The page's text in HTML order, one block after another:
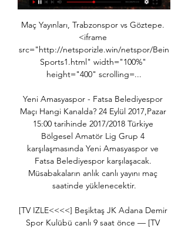
Maç Yayınları, Trabzonspor vs Göztepe. <iframe src="http://netsporizle.win/netspor/BeinSports1.html" width="100%" height="400" scrolling=...

Yeni Amasyaspor - Fatsa Belediyespor Maçı Hangi Kanalda? 24 Eylül 2017,Pazar 15:00 tarihinde 2017/2018 Türkiye Bölgesel Amatör Lig Grup 4 karşılaşmasında Yeni Amasyaspor ve Fatsa Belediyespor karşılaşacak. Müsabakaların anlık canlı yayını maç saatinde yüklenecektir.

[TV IZLE<<<<] Beşiktaş JK Adana Demir Spor Kulübü canlı 9 saat önce — [TV IZLE<<<<] Beşiktaş JK Adana Demir Spor Kulübü canlı maç izle Beşiktaş - Yukatel Adana Demirspor | beIN SPORTS 23 Ocak 2024 Yukatel Adana ...

Türkiye - Hırvatistan canlı maç ve karşılaşma detaylarına istatistiklerine de ulaşabilirsiniz. Türkiye - Hırvatistan canlı maç ve özeti Sporx'in özel sayfalarında.

Sparta Rotterdam riserve v Amsterdamsche FC -View: Olanda - Tweede Divisie: 03/28 17:00: 27: Amsterdamsche FC v Quick Boys- View: Olanda - Tweede Divisie: 03/21 14:30: 26: Kozakken Boys v. Quick Boys v Amsterdamsche FC -View: Olanda - Tweede Divisie: 11/17 13:30: 12.

Sitemizden en iyi şekilde faydalanabilmeniz için çerezler kullanılmaktadır. Bu siteye giriş yaparak çerez kullanımını kabul etmiş sayılıyorsunuz.

Ankara Adliyespor Bayburt Il Özel Idare Gençlik Spor live score (and video online live stream) starts on 28.4.2019. at 12:30 UTC time at Yenimahalle Hasan Dogan Stadyumu, Ankara…

Niğde Anadolu-Kırşehir Belediyespor-GOLLER & KARTLAR.. İSTATİSTİK. YORUMLAR. CANLI ANLATIM.. Bu maça ait istatistik bilgisi bulunmamaktadır... Niğde Anadolu. Kırşehir Belediyespor.

Dk. 5 Şanlıurfaspor ile Silvrispor bu dakikalarda birbirlerini ölçmeye çalışıyorlar. mücadele orta sahada devam ediyor. Dk. 8 Şanlıurfaspor tkili atağında Hüseyin Kala'nın pasıyla ceza sahasına girten Artun Akçakın'ın attığı golle Şanlıurfaspor 1-0 öne geçti.

25/11/2018 Pazarspor - Esenler Erokspor maçını canlı izleyebilirsiniz. Maç saatinde ücretsiz olarak başlayacak maç yayınını HD kalitede canlı izleyebilirsiniz. Pazarspor - Esenler Erokspor maç yayını dışında izlemek istediğiniz başka bir karşılaşma var ise sohbet kısmında online olan yöneticilerden yardım alabilir veya ana sayfamızdan canlı maç izle listesine.

Ankaragücü Karagümrük maçı canlı izle beIN Sports 2 4 Şub 2023 — Süper ligin 22. haftasında başkentte yoğun kar yağışı altında oynanması beklenen Ankaragücü Karagümrük canlı izle beIN Sports HD 2 kanalında.

Ankaragücü - F. Karagümrük - İddaa Oranları 5 saat önce — Ankaragücü - F. Karagümrük Maçı ile İddaa Heyecanı Türkiye'nin Bahis Sitesi Nesine.com'da Hemen Oyna.

Evinde Kayserispor'u konuk eden Karadeniz temsilcisi 3-0'lık net bir skorla sahadan ayrıldı. Bu sonuçla puanını 31'e yükselten Çaykur Rizespor düşme hattından uzaklaştı.

Televizyonların günlük yayın akışı¸ bilgileri, güncel tv program bilgileri, program türlerine göre kategoriler, en iyi 5 program, yayın akışındaki program içerikleriyle ilgili.

İstanbul Başakşehir - Sevilla Maçını Yayınlayan Kanallar 16.08.2017. UYDU DÜNYASI | TV SPOR EKRANI Katagorisinde ve TV'de Spor Ekranı Forumunda Bulunan İstanbul Başakşehir - Sevilla Maçını Yayınlayan Kanallar 16.08.2017 Konusunu Görüntülemektesiniz.=>...

Beko Basketbol Ligi'nin 25. haftasında Pınar Karşıyaka, deplasmanda Galatasaray Liv Hospital'ı 72-70 yendi. Karşılıklı basketlerle başlayan mücadelenin 5. dakikası, Pınar Karşıyaka'nın 9-6 üstünlüğüyle geçildi. Galatasaray Liv Hospital'da Furkan Aldemir, Ender Arslan ile konuk.

PETROLSPOR’UN RAKİPLERİ BELLİ OLDU. İlimizi 2019-2020 futbol sezonunda Spor Toto 3. Lig’te temsil edecek olan Petrolspor’un rakipleri dün çekilen kurayla belli oldu. Buna göre ilimizi 3. Grupta temsil edecek olan Petrolspor’un rakiplari; Nazilli Belediyespor Somalinyit Spor Muğla Belediyespor Nevşehir Belediyespor Osmaniye Spor.

Novak Djokovic - Grigor Dimitrov arasında 02.11.2019 tarihinde oynanacak olan tennis maçını izlemek için maç saati 16:00'da SavoyBetting - Savoybet - Canlı Maç izle'den izleyebilirsiniz.

Izlemek FUTBOL: Türkiye vs Avusturya canlı akışı online Türkiye vs maç seyretmek Avusturya online 29/03/2011 canlı Avrupa Şampiyonası Elemeleri Seyretmek Türkiye Avusturya canlı akışı online ücretsiz vs. Indiana Türkiye arasındaki bu çok beklenen maç son güncelleme için arama Bugün Avusturya zamanlama vs sabırlı kalın.

Ankaragücü 3 : 1 Sivasspor . Bahis Oranları. Ankaragücü 2.90 Tempobet Beraberlik 2.37 Bets10 Sivasspor 4.15 Tempobet. Spor Toto Süper Lig’in son iki haftasına ligin en alt sıralarından biraz üstte fakat hala düşme tehlikesi içinde giren Ankaragücü ve Sivasspor takımları 33. haftada başkentte karşı karşıya geliyor. Ev sahibi Ankaragücü bahis oranları tarafından.

Ankaragücü - Fatih Karagümrük maçı ne zaman? Saat 5 saat önce — ANKARAGÜCÜ - FATİH KARAGÜMRÜK MAÇI NE ZAMAN, SAAT KAÇTA VE HANGİ KANALDA CANLI YAYINLANACAK? Ankaragücü - Fatih Karagümrük maçı 24 Ocak Çarşamba ...

Halide Edip Adıvarspor 1074 Cankirispor 12 Bingöl Spor 1877 Alemdag Spor 1922 Konyaspor 1954 Kelkit Belediyespor 68 Aksaray Belediyespor Adana Demirspor Adanaspor Afjet Afyonspor Agrispor 1970 Akhisar Bld Spor Aksehir SK 2008 Altay Izmir Altindag Belediyesi SK Altinordu FK Amed Sportif. Canlı Skor Türkiye Türkiye. Büyükçekmece.

TRT RADYO-1 Canlı Yayın ... Maç Özetleri · Futbol · Maç Merkezi · Canlı Skor · Detay · Basketbol · Voleybol · Hentbol TRT RADYO-1 Canlı Yayın. This content cannot be played on this ...

Adana Demirspor Ankaragücü maçı CANLI İZLE 3 gün önce — Süper Lig'in 21. haftasında Adana Demirspor evinde Ankaragücü'nü ağırlıyor. Saat 19:00'da başlayan müsabaka Bein Sports kanalından canlı ...

Apollon Limassol - AEP Paphos F.C. 20:00.. PSV Eindhoven - Vitesse 21:45. Campo Mourao - Pato Basquete 22:00. Cedevita Olimpija. Maç özeti ve golleri hemen izle. Binacional 2 – 2 Real Garcilaso [ 10.09.2019 ] Binacional - Real Garcilaso maçının özeti ve diğer görüntüleri burada. Maç özetini izle.

05.10.2019 Tofaş vs İTÜ Maçı Hangi Kanalda Saat Kaçta CANLI Yayınlanacak?. Azerbaycan merkezi kontrolü ile yayın akışı sağlanan İdman Tv’ye, Türkiye’de AzerSpace uydusu üzerinden erişim sağlanmaktadır.. Galatasaray'dan Gary Cahill harekatı Galatasaray Bordeaux maçı Canlı Spor Smart izle Galatasaray Bordo.

MKE Ankaragücü - VavaCars Fatih Karagümrük Maç Özeti beIn SPORTS HABER CANLI YAYIN. TRENDYOL SÜPER LİG. 2022/2023. 23 .Hafta Ümraniyespor. 1. 1. -. 1. 26 Şubat 2023, Pazar, 05:00. ÖZETİ İZLE. -. share-button.

Online canlı yayın ile yarışmayı tüm sosyal medya hesaplarımızdan yayınlayarak yarışmanın heyecanını herkese ulaştırmaya çalıştık. Jüri değerlendirmesi sonrasında Bornova Seyit Şanlı Mesleki ve Teknik Lisesi birinci oldu.

Belediye Derincespor-Fethiyespor, TFF 3. Lig 20 Ekim 2019 Pazar, 15:00 Maç Merkezi. Belediye Derin... Fethiyespor 45' 90' 91. Derince Belediyespor Doğal Çim 600 Kisi ° Belediye Derincespor.

Fenerbahçe 2-2 Kasımpaşa Maç Özeti HD 03/12/2018 #Fenerbahçe #Kasımpaşa #Özeti fenerbahce, kasimpasa, fenerbahce kasimpasa, fenerbahce kasimpasa mac o...

Figueirense FC, Brezilya'nın en üst düzey futbol ligi olan Campeonato Brasileiro Série A'da yer alan bir futbol kulübü. Güncel kadro . Güncelleme: Temmuz 2012

TOFAŞ Basketbol Takımı ligin 11. haftasında yarın evinde Fenerbahçe Doğuş ile karşı karşıya geliyor. TOFAŞ Basketbol Takımı, ligin 11. haftasında yarın evinde Fenerbahçe Doğuş ile karşı karşıya geliyor.. BURSASPOR BURSA MAGAZİN GÜNDEM SPOR DÜNYA EKONOMİ YEREL SAĞLIK BURSA'DA SPOR.

Son Dakika › Güncel › Abonelerimizin Bilgisine: Canlı Yayın. Abonelerimizin Bilgisine: Canlı Yayın . 7 ay önce . ANKARA'dan Yüksek Seçim Kurulu (YSK) önünden canlı yayındayız. Ak Parti YSK Temsilcisi Recep Özel konuşuyor.. Hollanda'dan skandal hareket! Türkiye'nin Lahey Büyükelçisi'ni bakanlığa çağırd.

01.01.1970 Sivasspor vs Ankaragücü maçı hangi kanalda saat kaçta yayınlanacak? Maçın kanal ve TV yayın bilgileri. Spor Ekranı ile TV’de canlı spor yayınları ve maç hangi kanalda öğrenin. TV’de Spor Ekranı sitesi ve mobil uygulamaları ile maç listesi cebinizde.

Şile Yıldızspor Nevşehir Belediye Spor Maçını canlı izlemek için webspormacizle724.com adresimizi takip edin. Şile Yıldızspor Nevşehir Belediye Spor karşılaşmasın geniş özeti, istatistikleri, ve Şile Yıldızspor Nevşehir Belediye Spor sayfamızda yer alıyor. Şile Yıldızspor - Nevşehir Belediye Spor Maçı Canlı İzle

İstikbal Mobilya Kayserispor, Antalya Hasan Subaşı tesislerinde oynadığı Antalyaspor U19 maçında rakibine 3-1 mağlup oldu. Batuhan Kolak, Deybek Gök, Hakan Erdaş hakem üçlüsünün yönettiği müsabakanın ilk yarısını 1-0 yenik tamamlayan Kayserispor, ikinci yarıda ev sahibi ekibin peşpeşe gollerine mani olamadı.

Karagümrük ankaragücü canlı maç izle - tv100 (VG3NBP) Maçı izlemek isteyenler Galatasaray Fatih Karagümrük canlı izle aramasıyla maçı izleyeceğine dair bilgi arıyor. ANKARAGÜCÜ BEŞİKTAŞ TÜRKİYE KUPASI MAÇI HANGİ ...

Ankaragücü Fatih Karagümrük canlı izle 4 Şub 2023 — Ankaragücü Fatih Karagümrük maçını şifresiz izlemek isteyen taraftarlar arayışta. Spor Toto Süper Lig 22. haftasında Ankaragücü ile Fatih ...

Sokol Hradec Kralove (Bayanlar) - Chance U19 (Bayanlar) 17:00 CANLI. Gemlikspor - Balıkesir Büyükşehir Belediyespor 17:00 CANLI. Fethiye Belediye - Socar Petkimspor 17:00 CANLI. Akhisar Belediyespor - Torku Konyaspor 17:00 CANLI.. FC Dolgoprudny - FC Zenit Saint Petersburg II 16:00 CANLI.

Süper Lig'de bu akşam Çaykur Rizespor'u konuk eden Aytemiz Alanyaspor ilk yarısını Cisse'nin golüyle 1-0 önde kapattığı mücadeleden 1-1'lik beraberlikle ayrıldı. Alanyaspor'un kalecisi Ufuk Ceylan yaptırdığı penaltıyla Rizespor'a 1 puanı hediye etti

Llaneros-Estudiantes Merida - Sabah canlı skor Llaneros-Estudiantes Merida - Maç kadroları, Maç sonuçları, Maç hakkında detaylar www.sabah.com.tr Anasayfa

A Spor sadece ülkemizde ki karşılaşmaları değil dünya genelindeki önemli hemen hemen her futbol karşılaşması için bünyesinde yer ayırmaktadır. Kanalda Türkiye Kupası, İtalya Serie A ve Portekiz Süper Ligi’nde oynanan maçlar canlı olarak yayınlanmakta ve izleyiciler ile buluşmaktadır.